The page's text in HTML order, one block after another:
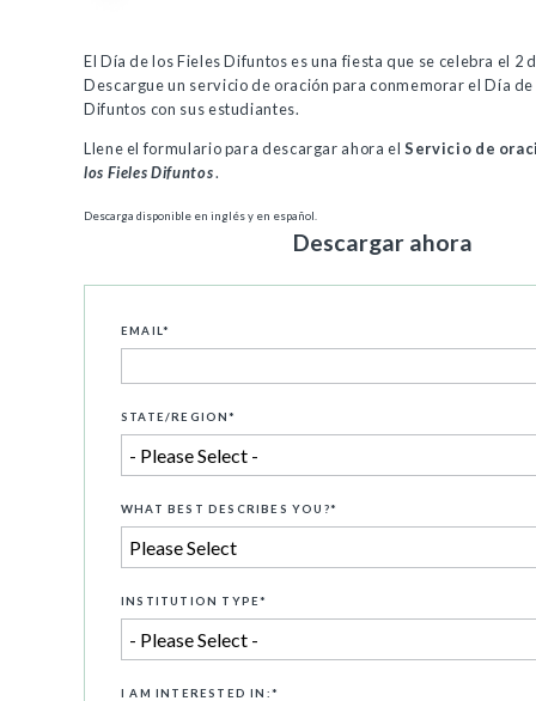
El Día de los Fieles Difuntos es una fiesta que se celebra el 2
Descargue un servicio de oración para conmemorar el Día
Difuntos con sus estudiantes.
Llene el formulario para descargar ahora elServicio de
los Fieles Difuntos.
Descarga disponible en inglés y en español.
Descargar ahora
EMAIL *
STATE/REGION*
WHAT BEST DESCRIBES YOU?*
INSTITUTION TYPE*
I AM INTERESTED IN:*